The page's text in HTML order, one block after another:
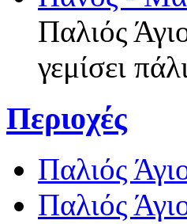
Παλιός
γεμίσει
Περιοχές
Παλιός
Παλιός